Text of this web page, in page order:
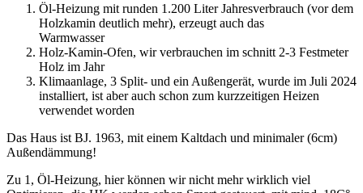
Öl-Heizung mit runden 1.200 Liter Jahresverbrauch (vor dem
Holzkamin deutlich mehr), erzeugt auch das
Warmwasser
Holz-Kamin-Ofen, wir verbrauchen im schnitt 2-3 Festmeter
Holz im Jahr
Klimaanlage, 3 Split- und ein Außengerät, wurde im Juli 2024
installiert, ist aber auch schon zum kurzzeitigen Heizen
verwendet worden
Das Haus ist BJ. 1963, mit einem Kaltdach und minimaler (6cm)
Außendämmung!
Zu 1, Öl-Heizung, hier können wir nicht mehr wirklich viel